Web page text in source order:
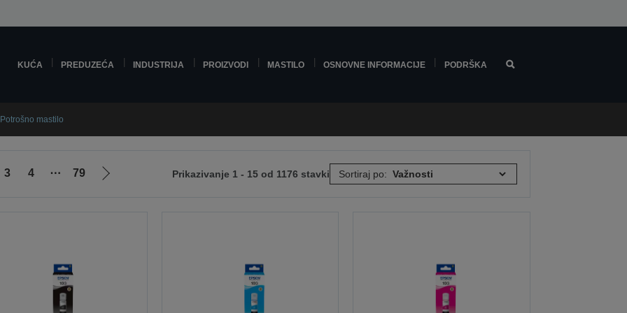
KUĆA PREDUZEĆA INDUSTRIJA PROIZVODI MASTILO OSNOVNE INFORMACIJE PODRŠKA
Potrošno mastilo
3 4 ⋯ 79
Idi
Prikazivanje 1 - 15 od 1176 stavki Sortiraj po: